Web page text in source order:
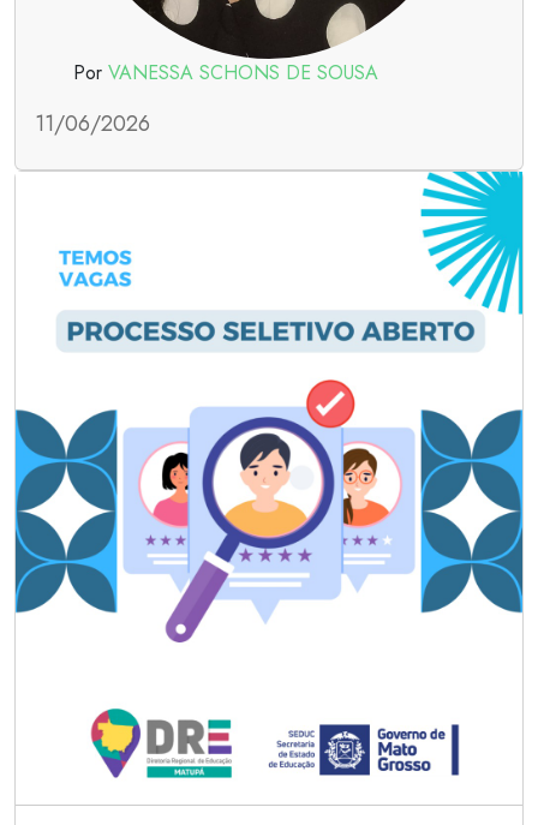
Por VANESSA SCHONS DE SOUSA
11/06/2026